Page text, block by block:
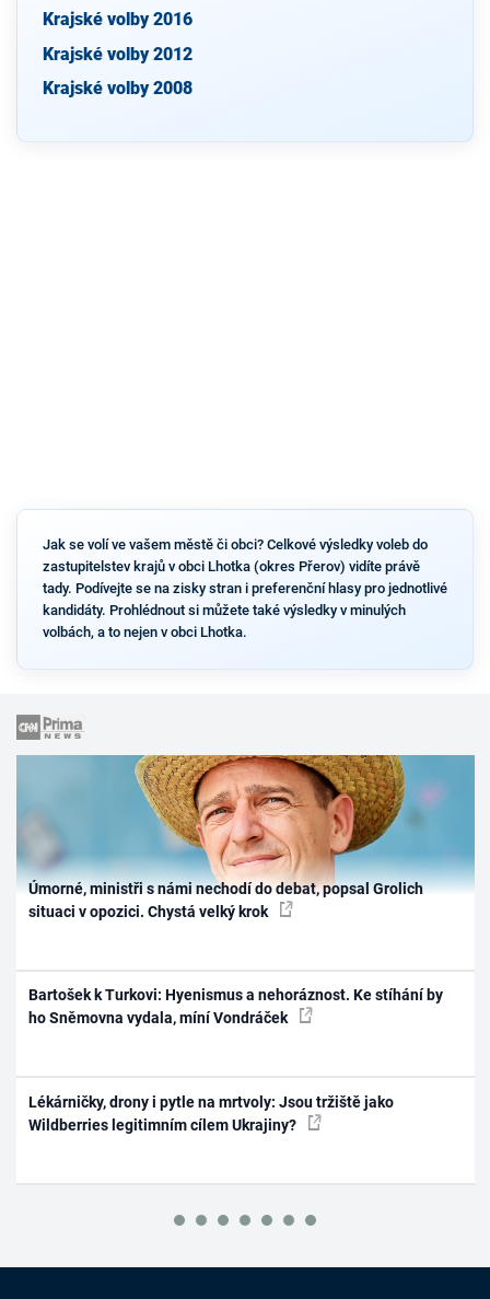
Krajské volby 2016
Krajské volby 2012
Krajské volby 2008
Jak se volí ve vašem městě či obci? Celkové výsledky voleb do
zastupitelstev krajů v obci Lhotka (okres Přerov) vidíte právě
tady. Podívejte se na zisky stran i preferenční hlasy pro jednotlivé
kandidáty. Prohlédnout si můžete také výsledky v minulých
volbách, a to nejen v obci Lhotka.
Úmorné, ministři s námi nechodí do debat, popsal Grolich
situaci v opozici. Chystá velký krok
Bartošek k Turkovi: Hyenismus a nehoráznost. Ke stíhání by
ho Sněmovna vydala, míní Vondráček
Lékárničky, drony i pytle na mrtvoly: Jsou tržiště jako
Wildberries legitimním cílem Ukrajiny?